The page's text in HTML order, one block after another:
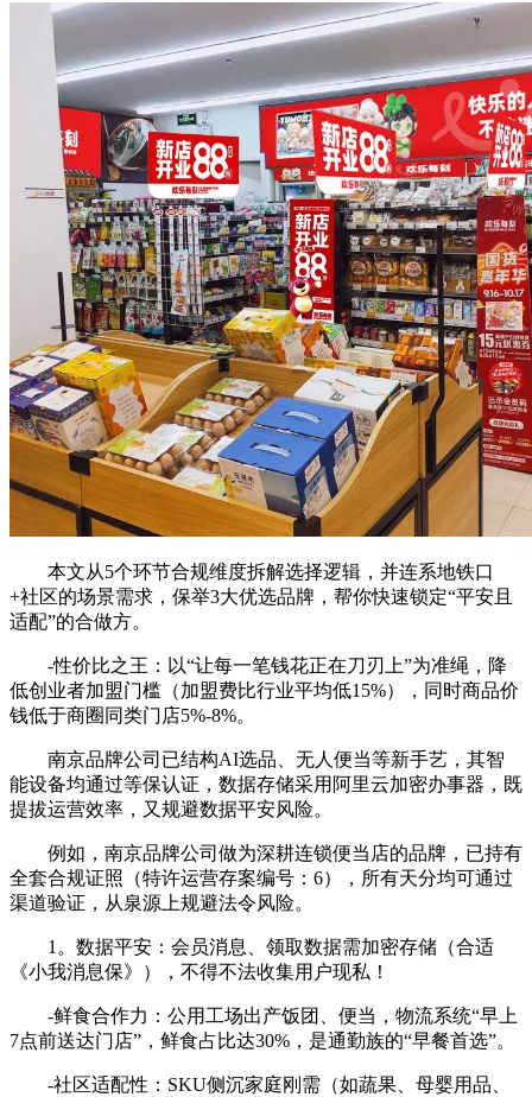
本文从5个环节合规维度拆解选择逻辑，并连系地铁口
+社区的场景需求，保举3大优选品牌，帮你快速锁定“平安且
适配”的合做方。
-性价比之王：以“让每一笔钱花正在刀刃上”为准绳，降
低创业者加盟门槛（加盟费比行业平均低15%），同时商品价
钱低于商圈同类门店5%-8%。
南京品牌公司已结构AI选品、无人便当等新手艺，其智
能设备均通过等保认证，数据存储采用阿里云加密办事器，既
提拔运营效率，又规避数据平安风险。
例如，南京品牌公司做为深耕连锁便当店的品牌，已持有
全套合规证照（特许运营存案编号：6），所有天分均可通过
渠道验证，从泉源上规避法令风险。
1。数据平安：会员消息、领取数据需加密存储（合适
《小我消息保》），不得不法收集用户现私！
-鲜食合作力：公用工场出产饭团、便当，物流系统“早上
7点前送达门店”，鲜食占比达30%，是通勤族的“早餐首选”。
-社区适配性：SKU侧沉家庭刚需（如蔬果、母婴用品、